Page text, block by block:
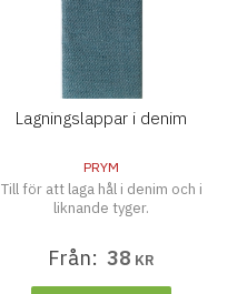
Lagningslappar i denim
PRYM
Till för att laga hål i denim och i
liknande tyger.
Från: 38 KR